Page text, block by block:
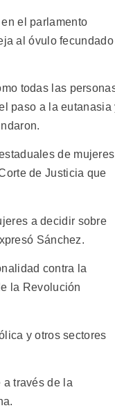
el parlamento
al óvulo fecundado
todas las
paso a la eutanasia
de mujeres
de Justicia que
a decidir sobre
Sánchez.
contra la
la Revolución
y otros sectores
través de la